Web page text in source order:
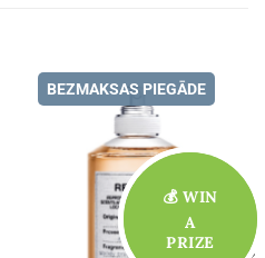
BEZMAKSAS PIEGĀDE
💰 WIN
A
PRIZE
💰 WIN
A
PRIZE